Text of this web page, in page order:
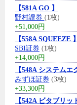
【581A GO 】
野村證券 (1枚)
+51,000円
【558A SQUEEZE 】
SBI証券 (1枚)
+14,000円
【548A システムエ
みずほ証券 (3枚)
+33,300円
【542A ビタブリッ